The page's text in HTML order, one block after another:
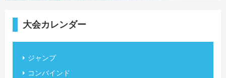
大会カレンダー
ジャンプ
コンバインド